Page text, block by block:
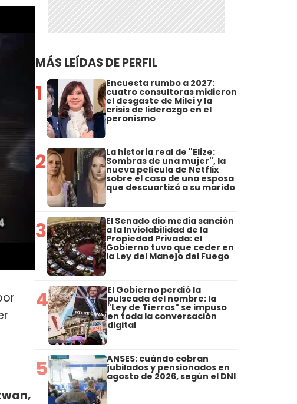
MÁS LEÍDAS DE PERFIL
1 Encuesta rumbo a 2027:
cuatro consultoras midieron
el desgaste de Milei y la
crisis de liderazgo en el
peronismo
2 La historia real de "Elize:
Sombras de una mujer", la
nueva película de Netflix
sobre el caso de una esposa
que descuartizó a su marido
3 El Senado dio media sanción
a la Inviolabilidad de la
Propiedad Privada: el
Gobierno tuvo que ceder en
la Ley del Manejo del Fuego
4 El Gobierno perdió la
pulseada del nombre: la
"Ley de Tierras" se impuso
en toda la conversación
digital
5 ANSES: cuándo cobran
jubilados y pensionados en
agosto de 2026, según el DNI